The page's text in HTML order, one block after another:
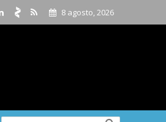
8 agosto, 2026